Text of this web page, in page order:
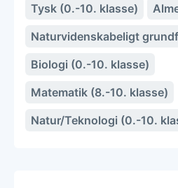
Tysk (0.-10. klasse)
Naturvidenskabeligt
Biologi (0.-10. klasse)
Matematik (8.-10. klasse)
Natur/Teknologi (0.-10.